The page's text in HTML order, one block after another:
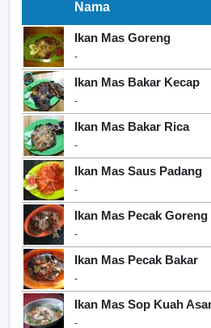
Nama
Ikan Mas Goreng
-
Ikan Mas Bakar Kecap
-
Ikan Mas Bakar Rica
-
Ikan Mas Saus Padang
-
Ikan Mas Pecak Goreng
-
Ikan Mas Pecak Bakar
-
Ikan Mas Sop Kuah
-